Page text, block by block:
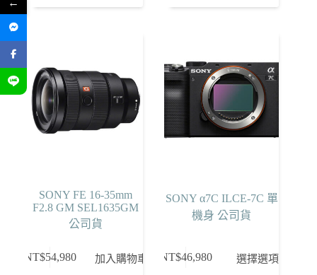
SONY FE 16-35mm
F2.8 GM SEL1635GM
公司貨
NT$54,980 加入購物車
SONY α7C ILCE-7C 單
機身 公司貨
NT$46,980 選擇選項